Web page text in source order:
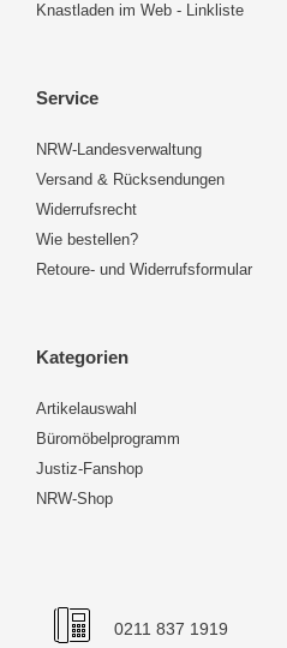
Knastladen im Web - Linkliste
Service
NRW-Landesverwaltung
Versand & Rücksendungen
Widerrufsrecht
Wie bestellen?
Retoure- und Widerrufsformular
Kategorien
Artikelauswahl
Büromöbelprogramm
Justiz-Fanshop
NRW-Shop
0211 837 1919